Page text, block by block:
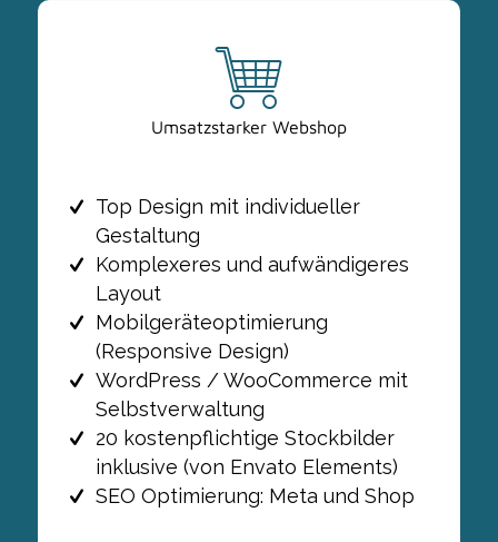
Umsatzstarker Webshop
Top Design mit individueller
Gestaltung
Komplexeres und aufwändigeres
Layout
Mobilgeräteoptimierung
(Responsive Design)
WordPress / WooCommerce mit
Selbstverwaltung
20 kostenpflichtige Stockbilder
inklusive (von Envato Elements)
SEO Optimierung: Meta und Shop